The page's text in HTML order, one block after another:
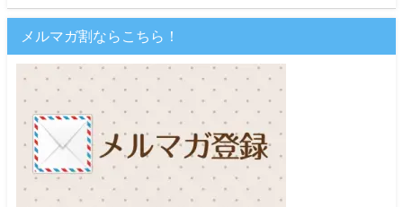
メルマガ割ならこちら！